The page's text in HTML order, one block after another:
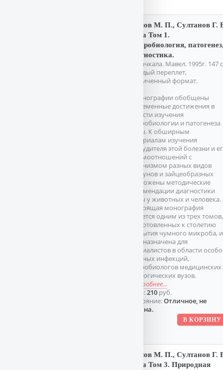
Козлов М. П., Султанов Г.
Чума Том 1.
Микробиология,
диагностика.
Махачкала. Мавел. 1995г. 147
Твердый переплет,
Увеличенный формат.
В монографии обобщены
современные достижения в
области изучения
микробиологии и патогенеза
чумы. К обширным
материалам изучения
возбудителя этой болезни и
взаимоотношений с
организмом разных видов
грызунов и зайцеобразных
приложены методические
рекомендации диагностики
чумы у животных и человека.
Настоящая монография
является одним из трех томов,
подготовленных к столетию
открытия чумного микроба, и
предназначена для
специалистов в области особо
опасных инфекций,
микробиологов медицинских
биологических вузов.
подробнее...
Цена:210руб.
Состояние:Отличное, не
читана.
Козлов М. П., Султанов Г.
Чума Том 3. Природная